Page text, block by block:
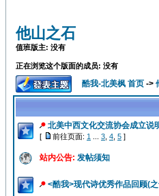
他山之石
值班版主: 没有
正在浏览这个版面的成员: 没有
酷我-北美枫 首页 ->
北美中西文化交流协会成立说
[ 前往页面: 1 3 4 5 ]
站内公告: 发帖须知
<酷我>现代诗优秀作品回顾(